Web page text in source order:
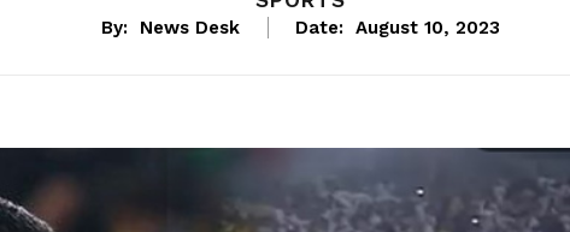
By: News Desk Date: August 10, 2023